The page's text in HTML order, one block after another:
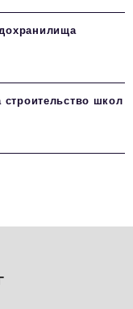
строительство школ